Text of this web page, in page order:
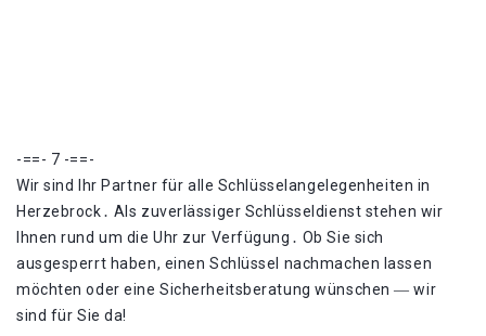
-==- 7 -==-
Wir sind Ihr Partner für alle Schlüsselangelegenheiten in
Herzebrock․ Als zuverlässiger Schlüsseldienst stehen wir
Ihnen rund um die Uhr zur Verfügung․ Ob Sie sich
ausgesperrt haben, einen Schlüssel nachmachen lassen
möchten oder eine Sicherheitsberatung wünschen ― wir
sind für Sie da!